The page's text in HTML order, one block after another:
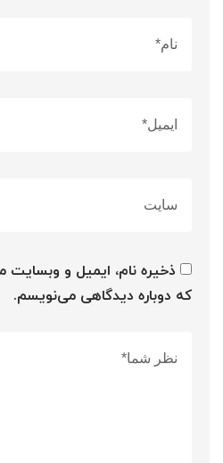
ذخیره نام، ایمیل و وبسایت
که دوباره دیدگاهی می‌نویسم.